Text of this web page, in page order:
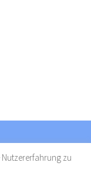
Nutzererfahrung zu